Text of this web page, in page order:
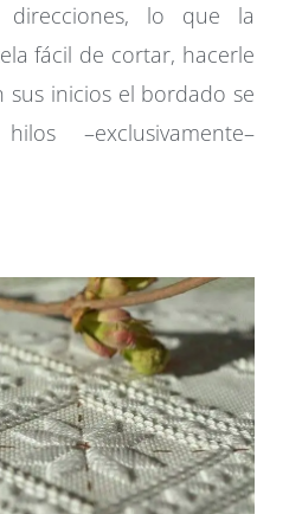
lo que la
fácil de cortar, hacerle
sus inicios el bordado se
–exclusivamente–